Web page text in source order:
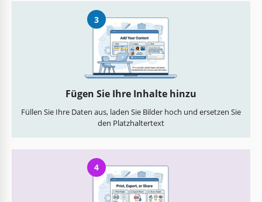
3
Fügen Sie Ihre Inhalte hinzu
Füllen Sie Ihre Daten aus, laden Sie Bilder hoch und ersetzen Sie
den Platzhaltertext
4